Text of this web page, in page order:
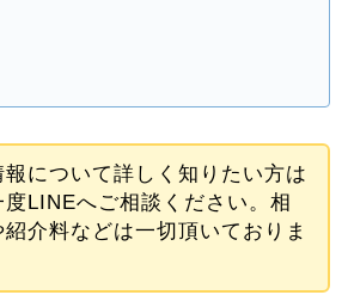
報について詳しく知りたい方は
度LINEへご相談ください。相
介料などは一切頂いておりま